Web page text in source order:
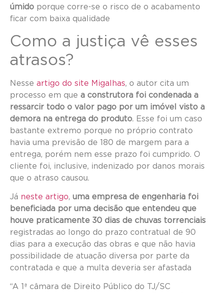
úmido porque corre-se o risco de o acabamento
ficar com baixa qualidade
Como a justiça vê esses
atrasos?
Nesse artigo do site Migalhas, o autor cita um
processo em que a construtora foi condenada a
ressarcir todo o valor pago por um imóvel visto a
demora na entrega do produto. Esse foi um caso
bastante extremo porque no próprio contrato
havia uma previsão de 180 de margem para a
entrega, porém nem esse prazo foi cumprido. O
cliente foi, inclusive, indenizado por danos morais
que o atraso causou.
Já neste artigo, uma empresa de engenharia foi
beneficiada por uma decisão que entendeu que
houve praticamente 30 dias de chuvas torrenciais
registradas ao longo do prazo contratual de 90
dias para a execução das obras e que não havia
possibilidade de atuação diversa por parte da
contratada e que a multa deveria ser afastada
“A 1ª câmara de Direito Público do TJ/SC